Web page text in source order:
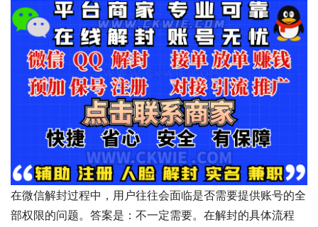
在微信解封过程中，用户往往会面临是否需要提供账号的全
部权限的问题。答案是：不一定需要。在解封的具体流程